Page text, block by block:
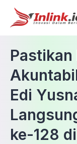
Pastikan
Edi
ke-128